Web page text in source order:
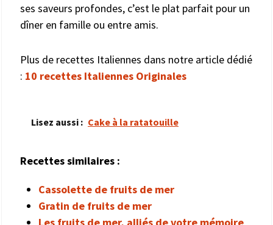
ses saveurs profondes, c’est le plat parfait pour un
dîner en famille ou entre amis.
Plus de recettes Italiennes dans notre article dédié
: 10 recettes Italiennes Originales
Lisez aussi : Cake à la ratatouille
Recettes similaires :
Cassolette de fruits de mer
Gratin de fruits de mer
Les fruits de mer, alliés de votre mémoire